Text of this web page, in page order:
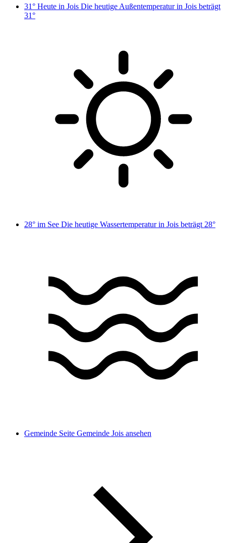
31° Heute in Jois Die heutige Außentemperatur in Jois beträgt
31°
28° im See Die heutige Wassertemperatur in Jois beträgt 28°
Gemeinde Seite Gemeinde Jois ansehen